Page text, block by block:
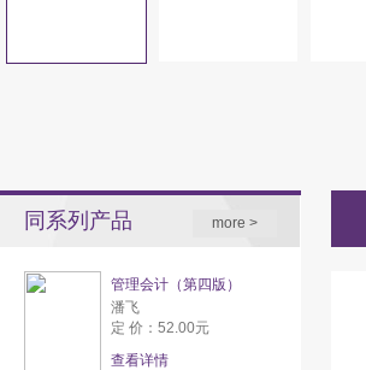
同系列产品 more >
管理会计（第四版）
潘飞
定 价：52.00元
查看详情